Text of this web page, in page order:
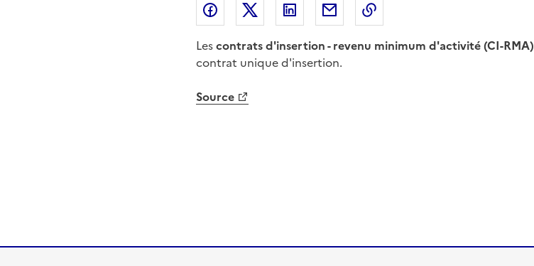
Partager l'article surFacebook
Partager l'article sur X (anciennement
Partager l'article sur
Partager l'article par courriel
Lescontrats d'insertion - revenu minimum d'activité(CI-RMA)
contrat unique d'insertion.
Source